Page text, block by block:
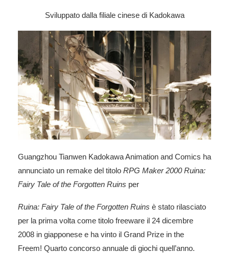
Sviluppato dalla filiale cinese di Kadokawa
Guangzhou Tianwen Kadokawa Animation and Comics ha
annunciato un remake del titolo RPG Maker 2000Ruina:
Fairy Tale of the Forgotten Ruins per
Ruina: Fairy Tale of the Forgotten Ruins è stato rilasciato
per la prima volta come titolo freeware il 24 dicembre
2008 in giapponese e ha vinto il Grand Prize in the
Freem! Quarto concorso annuale di giochi quell’anno.